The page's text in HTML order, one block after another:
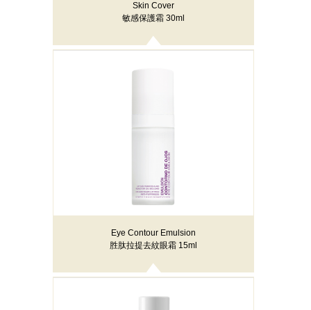
Skin Cover
敏感保護霜 30ml
Eye Contour Emulsion
胜肽拉提去紋眼霜 15ml